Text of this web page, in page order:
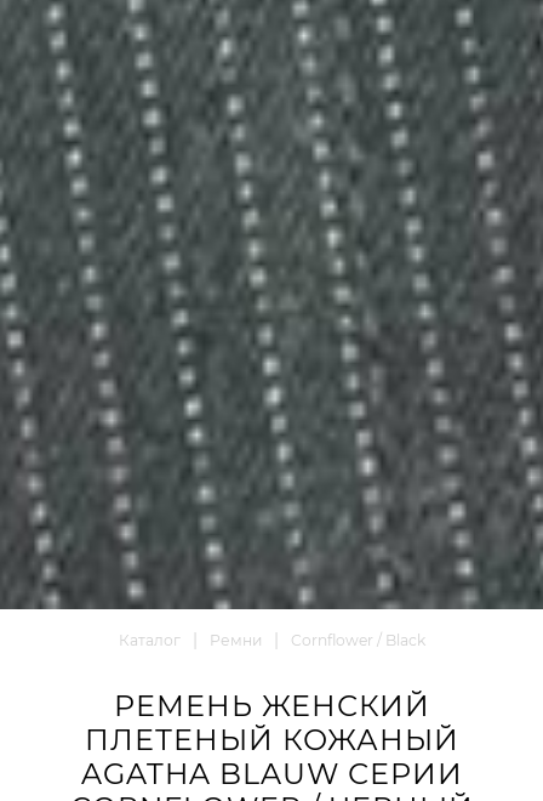
Каталог Ремни Cornflower / Black
РЕМЕНЬ ЖЕНСКИЙ
ПЛЕТЕНЫЙ КОЖАНЫЙ
AGATHA BLAUW СЕРИИ